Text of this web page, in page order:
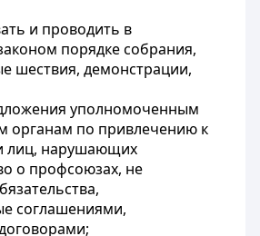
и проводить в
порядке собрания,
шествия, демонстрации,
уполномоченным
органам по привлечению к
лиц, нарушающих
о профсоюзах, не
соглашениями,